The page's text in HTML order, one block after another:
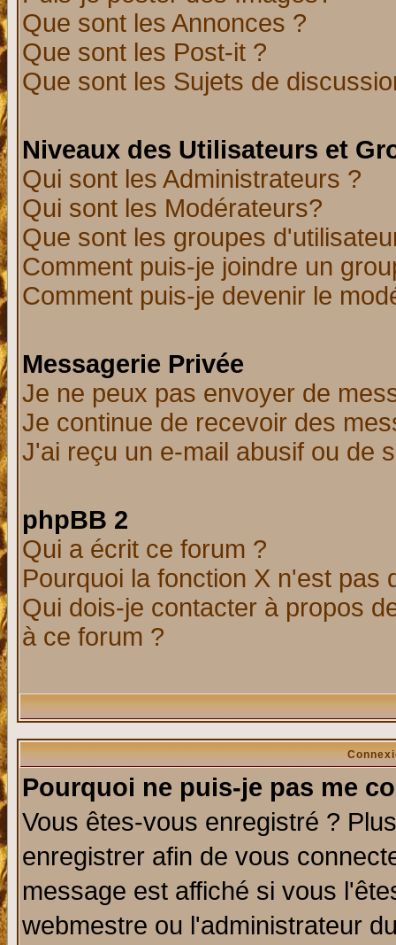
Que sont les Annonces ?
Que sont les Post-it ?
Que sont les Sujets de
Niveaux des Utilisateurs et
Qui sont les Administrateurs ?
Qui sont les Modérateurs?
Que sont les groupes
Comment puis-je joindre un
Comment puis-je devenir le
Messagerie Privée
Je ne peux pas envoyer de
Je continue de recevoir des
J'ai reçu un e-mail abusif ou de
phpBB 2
Qui a écrit ce forum ?
Pourquoi la fonction X n'est pas
Qui dois-je contacter à propos
à ce forum ?
Pourquoi ne puis-je pas me
Vous êtes-vous enregistré ?
enregistrer afin de vous
message est affiché si vous
webmestre ou l'administrateur